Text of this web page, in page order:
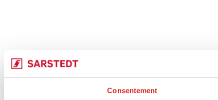
Consentement